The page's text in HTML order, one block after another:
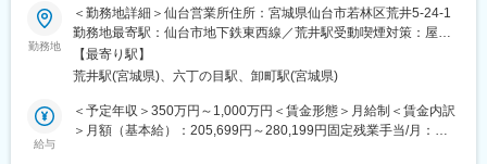
■評価制度
期初に上司と目標設定を行い、業績だけではなく技術提案の内
容、関係者との連携といった定性面も含めて総合的に評価しま
す。
■働き方：
・リモートワーク併用可（週2回程）
ハウスメンテナンスの提案営業をお任せします。
■具体的な業務内容：
無料の床下調査やハウスメンテナンスをご案内していただきま
す。興味を持ってくださったお客様宅で床下調査を行ない、現状
報告と必要な対策のご提案を行います。
勤務地
＜勤務地詳細＞仙台営業所住所：宮城県仙台市若林区荒井5-24-1
勤務地最寄駅：仙台市地下鉄東西線／荒井駅受動喫煙対策：屋内
全面禁煙変更の範囲：会社の定める事業所
【最寄り駅】
荒井駅(宮城県)、六丁の目駅、卸町駅(宮城県)
給与
＜予定年収＞350万円～1,000万円＜賃金形態＞月給制＜賃金内訳
＞月額（基本給）：205,699円～280,199円固定残業手当/月：